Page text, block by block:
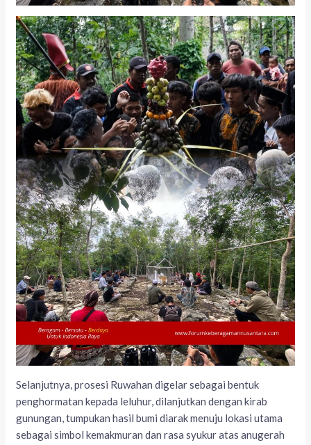
Selanjutnya, prosesi Ruwahan digelar sebagai bentuk
penghormatan kepada leluhur, dilanjutkan dengan kirab
gunungan, tumpukan hasil bumi diarak menuju lokasi utama
sebagai simbol kemakmuran dan rasa syukur atas anugerah